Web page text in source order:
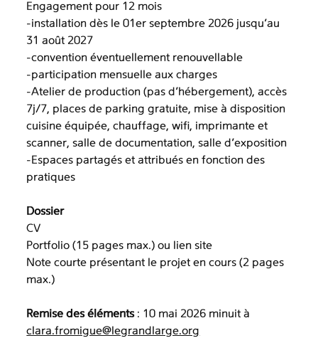
Engagement pour 12 mois
-installation dès le 01er septembre 2026 jusqu’au
31 août 2027
-convention éventuellement renouvellable
-participation mensuelle aux charges
-Atelier de production (pas d’hébergement), accès
7j/7, places de parking gratuite, mise à disposition
cuisine équipée, chauffage, wifi, imprimante et
scanner, salle de documentation, salle d’exposition
-Espaces partagés et attribués en fonction des
pratiques
Dossier
CV
Portfolio (15 pages max.) ou lien site
Note courte présentant le projet en cours (2 pages
max.)
Remise des éléments: 10 mai 2026 minuit à
clara.fromigue@legrandlarge.org